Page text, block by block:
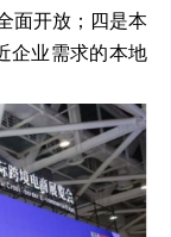
面开放；四是本
企业需求的本地